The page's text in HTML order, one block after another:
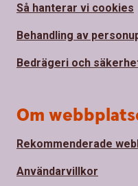
Så hanterar vi cookies
Behandling av
Bedrägeri och
Om
Rekommenderade
Användarvillkor